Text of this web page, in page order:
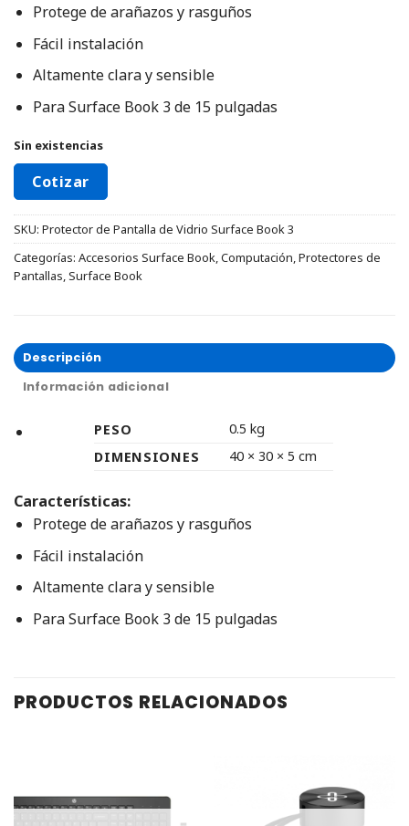
Protege de arañazos y rasguños
Fácil instalación
Altamente clara y sensible
Para Surface Book 3 de 15 pulgadas
Sin existencias
Cotizar
SKU: Protector de Pantalla de Vidrio Surface Book 3
Categorías: Accesorios Surface Book,Computación,Protectores de
Pantallas,Surface Book
Descripción
Información adicional
PESO
0.5 kg
DIMENSIONES
40 × 30 × 5 cm
Características:
Protege de arañazos y rasguños
Fácil instalación
Altamente clara y sensible
Para Surface Book 3 de 15 pulgadas
PRODUCTOS RELACIONADOS